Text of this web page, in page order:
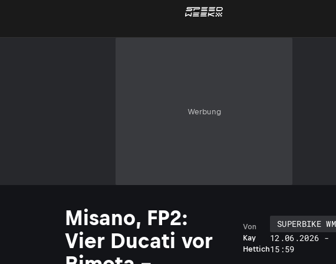
Werbung
Misano, FP2:
Vier Ducati vor
Kay
Hettich
Von
SUPERBIKE WM
12.06.2026 -
15:59